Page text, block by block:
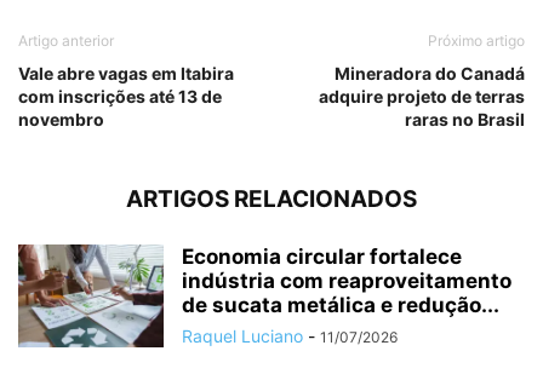
Artigo anterior
Vale abre vagas em Itabira
com inscrições até 13 de
novembro
Próximo artigo
Mineradora do Canadá
adquire projeto de terras
raras no Brasil
ARTIGOS RELACIONADOS
Economia circular fortalece
indústria com reaproveitamento
de sucata metálica e redução...
Raquel Luciano - 11/07/2026